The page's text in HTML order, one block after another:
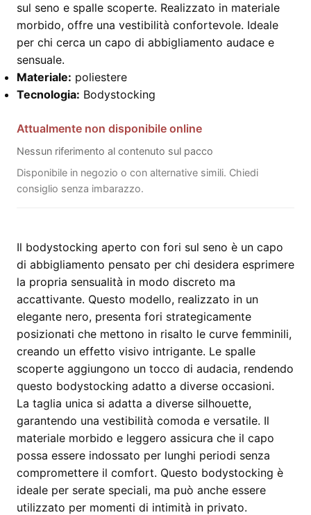
sul seno e spalle scoperte. Realizzato in materiale
morbido, offre una vestibilità confortevole. Ideale
per chi cerca un capo di abbigliamento audace e
sensuale.
Materiale: poliestere
Tecnologia: Bodystocking
Attualmente non disponibile online
Nessun riferimento al contenuto sul pacco
Disponibile in negozio o con alternative simili. Chiedi
consiglio senza imbarazzo.
Il bodystocking aperto con fori sul seno è un capo
di abbigliamento pensato per chi desidera esprimere
la propria sensualità in modo discreto ma
accattivante. Questo modello, realizzato in un
elegante nero, presenta fori strategicamente
posizionati che mettono in risalto le curve femminili,
creando un effetto visivo intrigante. Le spalle
scoperte aggiungono un tocco di audacia, rendendo
questo bodystocking adatto a diverse occasioni.
La taglia unica si adatta a diverse silhouette,
garantendo una vestibilità comoda e versatile. Il
materiale morbido e leggero assicura che il capo
possa essere indossato per lunghi periodi senza
compromettere il comfort. Questo bodystocking è
ideale per serate speciali, ma può anche essere
utilizzato per momenti di intimità in privato.